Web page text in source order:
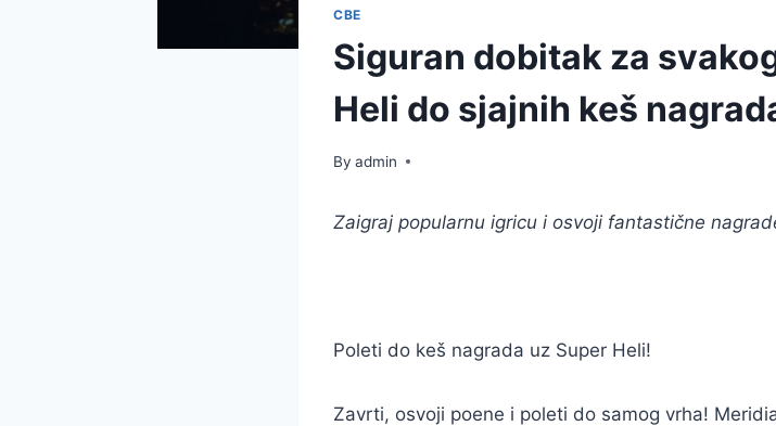
СВЕ
Siguran dobitak za
Heli do sjajnih keš
By admin
Zaigraj popularnu igricu i osvoji fantastične
Poleti do keš nagrada uz Super Heli!
Zavrti, osvoji poene i poleti do samog vrha!